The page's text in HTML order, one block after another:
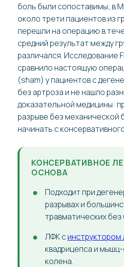
боль были сопоставимы; в
около трети пациентов из
перешли на операцию в
средний результат между
различался. Исследование
сравнило настоящую
(sham) у пациентов с
без артроза и не нашло
доказательной медицины:
разрыве без механической
начинать с
КОНСЕРВАТИВНОЕ
ОСНОВА
Подходит при
разрывах и
травматических без
ЛФК синструктором
квадрицепса и
колена.